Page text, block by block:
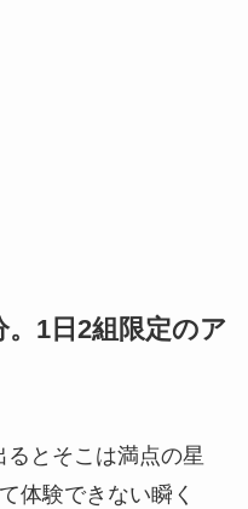
1日2組限定のア
るとそこは満点の星
体験できない瞬く